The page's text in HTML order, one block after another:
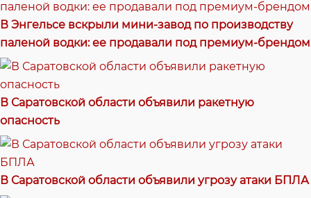
В Энгельсе вскрыли мини-завод по производству
паленой водки: ее продавали под премиум-брендом
В Саратовской области объявили ракетную
опасность
В Саратовской области объявили угрозу атаки БПЛА